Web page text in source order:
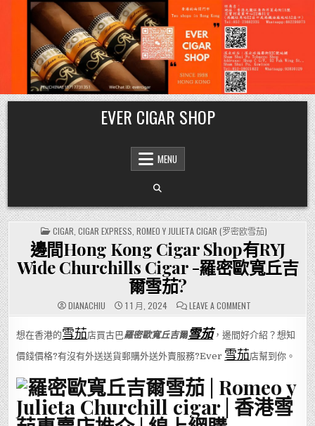
Skip
to
content
EVER CIGAR SHOP
MENU
POSTED
IN
CIGAR CIGAR EXPRESS ROMEO Y JULIETA CIGAR (罗密欧雪茄)
邊間Hong Kong Cigar Shop有RYJ
Wide Churchills Cigar -羅密歐寬丘吉
爾雪茄?
DIANACHIU 1 1 月, 2024 LEAVE A COMMENTON
邊
HONG
KONG
SHOP
有
CHURCHILLS
CIGAR
-
羅
想在香港的雪茄店買古巴羅密歐寬丘吉爾雪茄，邊間好介紹？想知
價錢價格?有沒有外送送貨郵購外送外賣服務?Ever 雪茄店幫到你。